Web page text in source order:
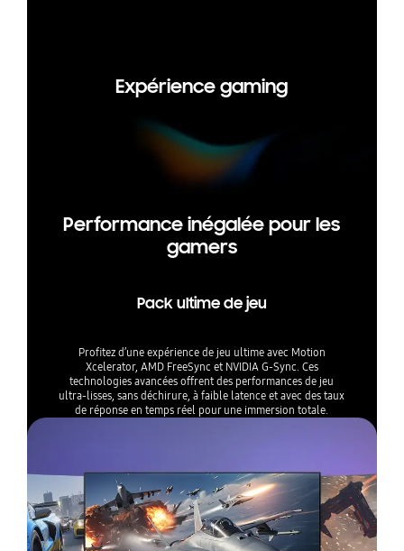
Expérience gaming
Performance inégalée pour les
gamers
Pack ultime de jeu
Profitez d’une expérience de jeu ultime avec Motion
Xcelerator, AMD FreeSync et NVIDIA G-Sync. Ces
technologies avancées offrent des performances de jeu
ultra-lisses, sans déchirure, à faible latence et avec des taux
de réponse en temps réel pour une immersion totale.